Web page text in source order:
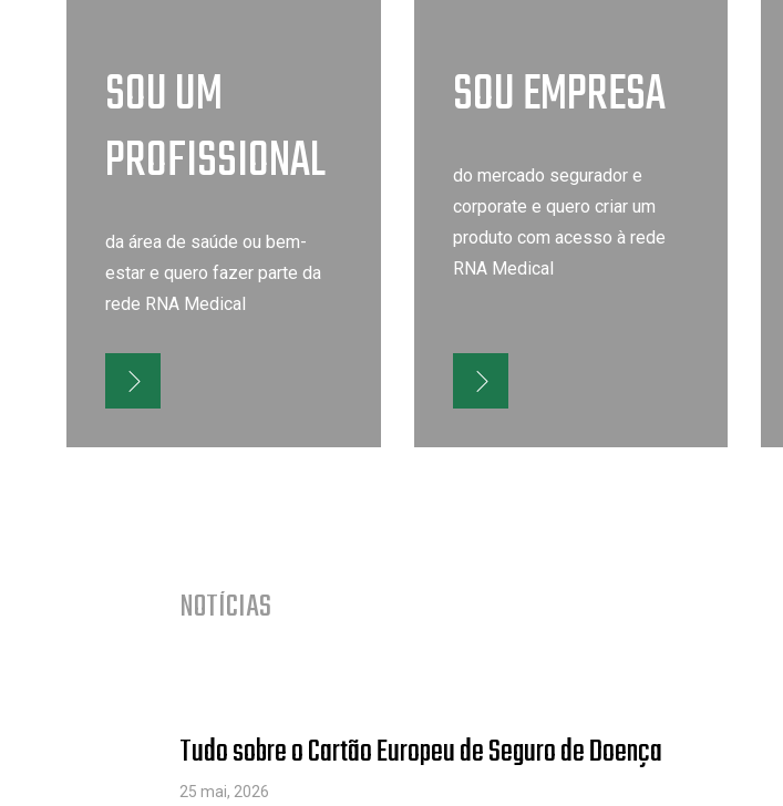
SOU UM
PROFISSIONAL
da área de saúde ou bem-
estar e quero fazer parte da
rede RNA Medical
SOU EMPRESA
do mercado segurador e
corporate e quero criar um
produto com acesso à rede
RNA Medical
NOTÍCIAS
Tudo sobre o Cartão Europeu de Seguro de Doença
25 mai, 2026